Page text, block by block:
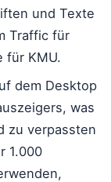
und Texte
Traffic für
für KMU.
dem Desktop
was
zu verpassten
1.000